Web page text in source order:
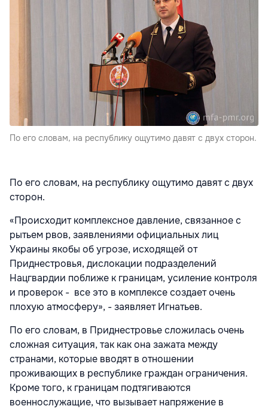
По его словам, на республику ощутимо давят с двух сторон.
По его словам, на республику ощутимо давят с двух
сторон.
«Происходит комплексное давление, связанное с
рытьем рвов, заявлениями официальных лиц
Украины якобы об угрозе, исходящей от
Приднестровья, дислокации подразделений
Нацгвардии поближе к границам, усиление контроля
и проверок - все это в комплексе создает очень
плохую атмосферу», - заявляет Игнатьев.
По его словам, в Приднестровье сложилась очень
сложная ситуация, так как она зажата между
странами, которые вводят в отношении
проживающих в республике граждан ограничения.
Кроме того, к границам подтягиваются
военнослужащие, что вызывает напряжение в